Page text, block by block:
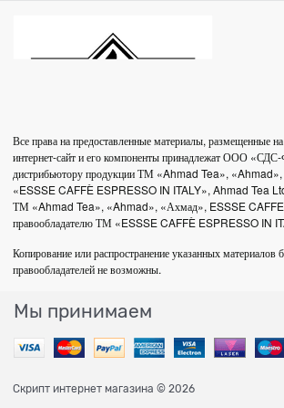
Все права на предоставленные материалы, размещенные
интернет-сайт и его компоненты принадлежат ООО
дистрибьютору продукции ТМ «Ahmad Tea»,
«ESSSE CAFFÈ ESPRESSO IN ITALY», Ahmad Tea
ТМ «Ahmad Tea», «Ahmad», «Ахмад», ESSSE
правообладателю ТМ «ESSSE CAFFÈ ESPRESSO IN
Копирование или распространение указанных материалов
правообладателей не возможны.
Мы принимаем
Скрипт интернет магазина © 2026